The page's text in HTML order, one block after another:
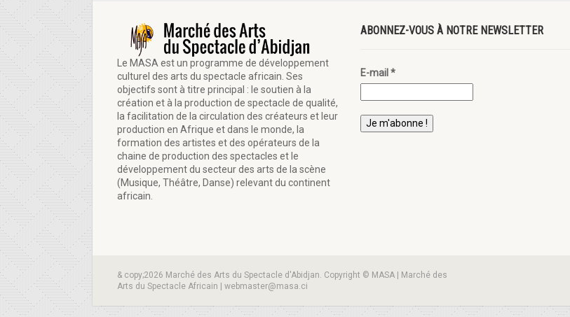
Le MASA est un programme de développement
culturel des arts du spectacle africain. Ses
objectifs sont à titre principal : le soutien à la
création et à la production de spectacle de qualité,
la facilitation de la circulation des créateurs et leur
production en Afrique et dans le monde, la
formation des artistes et des opérateurs de la
chaine de production des spectacles et le
développement du secteur des arts de la scène
(Musique, Théâtre, Danse) relevant du continent
africain.
ABONNEZ-VOUS À NOTRE NEWSLETTER
E-mail *
& copy;2026 Marché des Arts du Spectacle d'Abidjan. Copyright © MASA | Marché des
Arts du Spectacle Africain | webmaster@masa.ci